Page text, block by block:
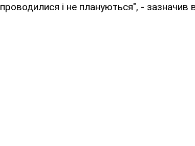
проводилися і не плануються", - зазначив